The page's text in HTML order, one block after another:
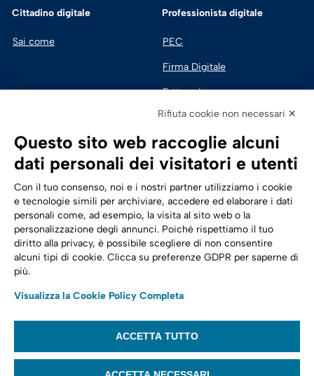
Cittadino digitale
Sai come
Professionista digitale
PEC
Firma Digitale
Fatturazione
Sicurezza Digitale
Cloud
Trasformazione digitale
Energia
Telecomunicazioni
Automotive
Seguici su:
© 2022,Tinexta Infocert S.p.A.– P.IVA 07945211006 – Cap. Sociale €
22.117.536 – REA RM 1064345 – Sede legale: Piazzale Flaminio 1/B, 00196 –
Rifiuta cookie non necessari ✕
Questo sito web raccoglie alcuni
dati personali dei visitatori e utenti
Con il tuo consenso, noi e i nostri partner utilizziamo i cookie
e tecnologie simili per archiviare, accedere ed elaborare i dati
personali come, ad esempio, la visita al sito web o la
personalizzazione degli annunci. Poiché rispettiamo il tuo
diritto alla privacy, è possibile scegliere di non consentire
alcuni tipi di cookie. Clicca su preferenze GDPR per saperne di
più.
Visualizza la Cookie Policy Completa
ACCETTA TUTTO